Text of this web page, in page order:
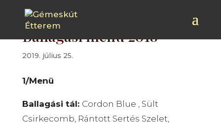
Ballagási menü 2018
2019. július 25.
1/Menü
Ballagási tál: Cordon Blue , Sült
Csirkecomb, Rántott Sertés Szelet,